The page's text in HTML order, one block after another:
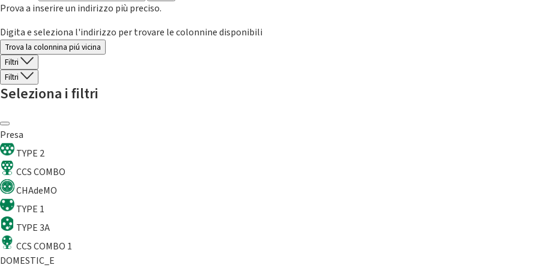
Prova a inserire un indirizzo più preciso.
Digita e seleziona l'indirizzo per trovare le colonnine disponibili
Trova la colonnina piú vicina
Filtri
Filtri
Seleziona i filtri
Presa
TYPE 2
CCS COMBO
CHAdeMO
TYPE 1
TYPE 3A
CCS COMBO 1
DOMESTIC_E